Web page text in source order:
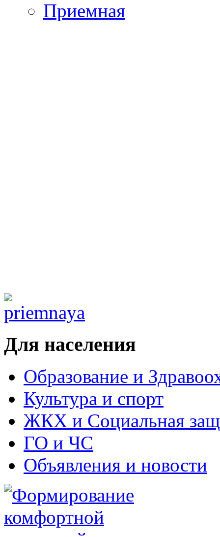
Приемная
Для населения
Образование и
Культура и спорт
ЖКХ и Социальная
ГО и ЧС
Объявления и новости